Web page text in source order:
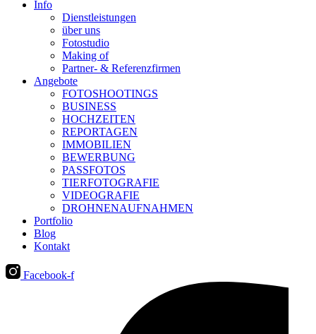
Info
Dienstleistungen
über uns
Fotostudio
Making of
Partner- & Referenzfirmen
Angebote
FOTOSHOOTINGS
BUSINESS
HOCHZEITEN
REPORTAGEN
IMMOBILIEN
BEWERBUNG
PASSFOTOS
TIERFOTOGRAFIE
VIDEOGRAFIE
DROHNENAUFNAHMEN
Portfolio
Blog
Kontakt
Facebook-f